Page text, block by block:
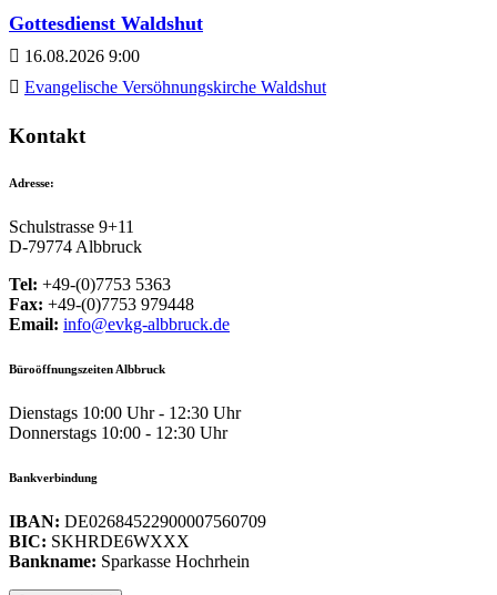
Gottesdienst Waldshut
16.08.2026 9:00
Evangelische Versöhnungskirche Waldshut
Kontakt
Adresse:
Schulstrasse 9+11
D-79774 Albbruck
Tel: +49-(0)7753 5363
Fax: +49-(0)7753 979448
Email: info@evkg-albbruck.de
Büroöffnungszeiten Albbruck
Dienstags 10:00 Uhr - 12:30 Uhr
Donnerstags 10:00 - 12:30 Uhr
Bankverbindung
IBAN: DE02684522900007560709
BIC: SKHRDE6WXXX
Bankname: Sparkasse Hochrhein